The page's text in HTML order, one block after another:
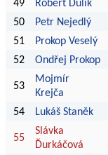
49
Robert Dulík
50
Petr Nejedlý
51
Prokop Veselý
52
Ondřej Prokop
53
Mojmír
Krejča
54 Lukáš Staněk
55
Slávka
Ďurkáčová